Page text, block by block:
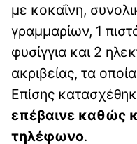
με κοκαΐνη,
γραμμαρίων, 1
φυσίγγια και 2
ακριβείας, τα
Επίσης
επέβαινε καθώς
τηλέφωνο.